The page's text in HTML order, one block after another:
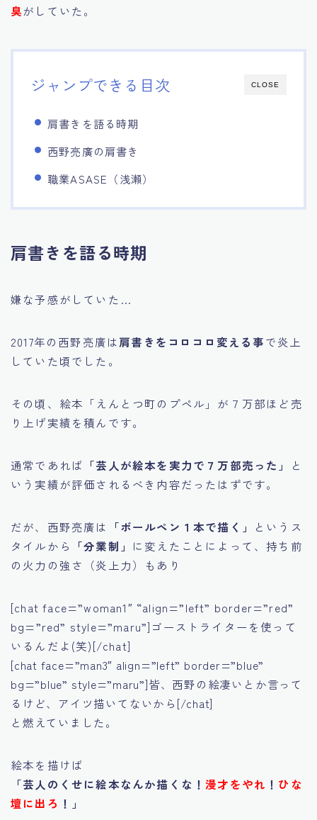
臭がしていた。
CLOSE
ジャンプできる目次
肩書きを語る時期
西野亮廣の肩書き
職業ASASE（浅瀬）
肩書きを語る時期
嫌な予感がしていた…
2017年の西野亮廣は肩書きをコロコロ変える事で炎上
していた頃でした。
その頃、絵本「えんとつ町のプペル」が７万部ほど売
り上げ実績を積んです。
通常であれば 「芸人が絵本を実力で７万部売った」
と
いう実績が評価されるべき内容だったはずです。
だが、西野亮廣は 「ボールペン１本で描く」
というス
タイルから
「分業制」 に変えたことによって、持ち前
の火力の強さ（炎上力）もあり
[chat face=”woman1″ “align=”left” border=”red”
bg=”red” style=”maru”]ゴーストライターを使って
いるんだよ(笑)[/chat]
[chat face=”man3″ align=”left” border=”blue”
bg=”blue” style=”maru”]皆、西野の絵凄いとか言って
るけど、アイツ描いてないから[/chat]
と燃えていました。
絵本を描けば
「芸人のくせに絵本なんか描くな！漫才をやれ ！ ひな
壇に出ろ ！」